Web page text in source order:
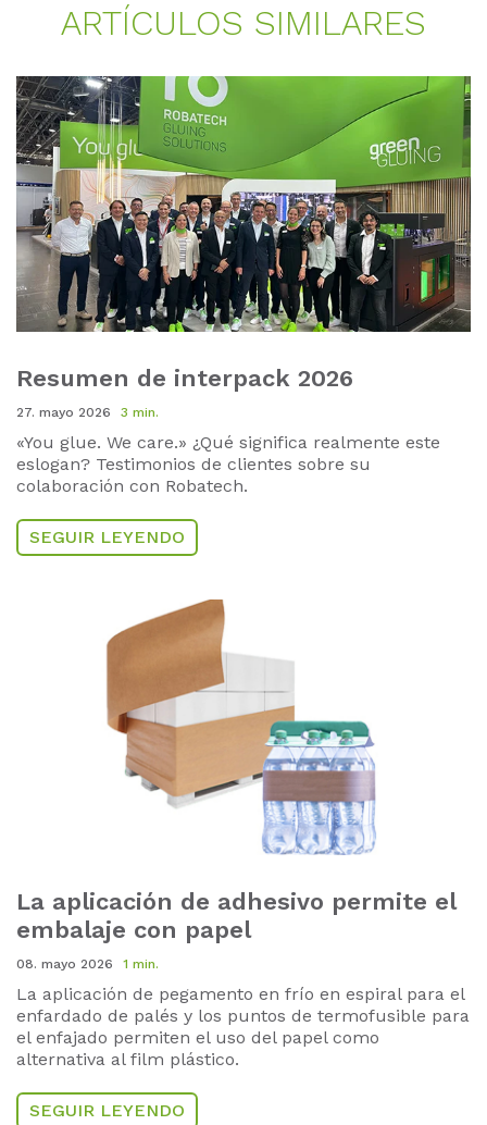
AR­TÍ­CU­LOS SI­MI­LA­RES
Resumen de interpack 2026
27. mayo 2026 3 min.
«You glue. We care.» ¿Qué significa realmente este
eslogan? Testimonios de clientes sobre su
colaboración con Robatech.
SEGUIR LEYENDO
La aplicación de adhesivo permite el
embalaje con papel
08. mayo 2026 1 min.
La aplicación de pegamento en frío en espiral para el
enfardado de palés y los puntos de termofusible para
el enfajado permiten el uso del papel como
alternativa al film plástico.
SEGUIR LEYENDO